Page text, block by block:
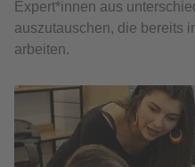
Expert*innen aus
auszutauschen, die bereits
arbeiten.